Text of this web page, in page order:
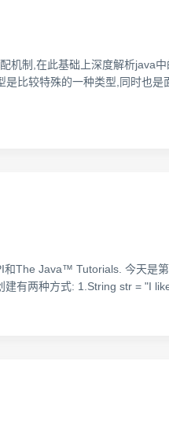
机制,在此基础上深度解析java
比较特殊的一种类型,同时也是
The Java™ Tutorials. 今天是
有两种方式: 1.String str = "I